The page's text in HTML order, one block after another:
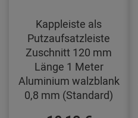
Kappleiste als
Putzaufsatzleiste
Zuschnitt 120 mm
Länge 1 Meter
Aluminium walzblank
0,8 mm (Standard)